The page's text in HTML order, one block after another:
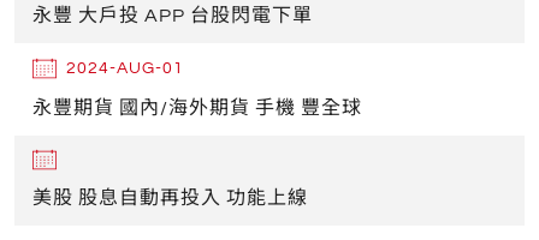
永豐 大戶投 APP 台股閃電下單
2024-AUG-01
永豐期貨 國內/海外期貨 手機 豐全球
美股 股息自動再投入 功能上線